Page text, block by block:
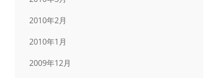
2010年2月
2010年1月
2009年12月